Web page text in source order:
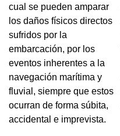
cual se pueden amparar
los daños físicos directos
sufridos por la
embarcación, por los
eventos inherentes a la
navegación marítima y
fluvial, siempre que estos
ocurran de forma súbita,
accidental e imprevista.